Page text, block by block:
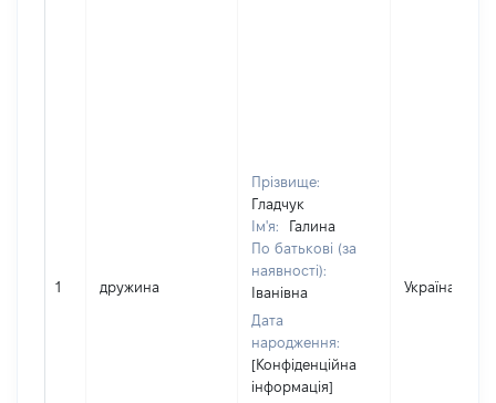
1 дружина
Прізвище:
Гладчук
Ім'я:
Галина
По батькові (за
наявності):
Іванівна
Дата
народження:
[Конфіденційна
інформація]
Україна